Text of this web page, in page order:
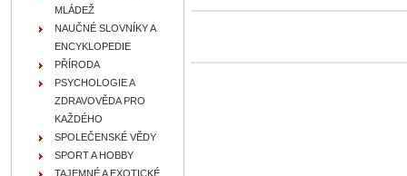
MLÁDEŽ
NAUČNÉ SLOVNÍKY A
ENCYKLOPEDIE
PŘÍRODA
PSYCHOLOGIE A
ZDRAVOVĚDA PRO
KAŽDÉHO
SPOLEČENSKÉ VĚDY
SPORT A HOBBY
TAJEMNÉ A EXOTICKÉ